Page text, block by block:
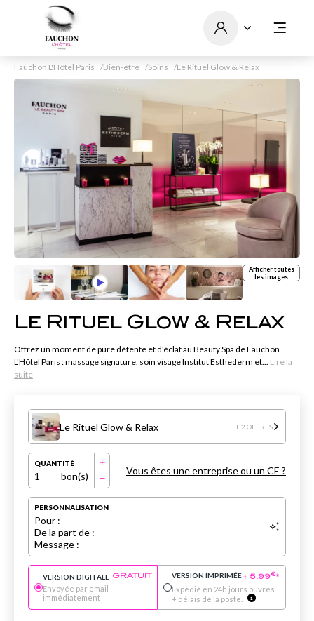
Fauchon L'Hôtel Paris Bien-être Soins Le Rituel Glow & Relax
Afficher toutes
les images
Le Rituel Glow & Relax
Offrez un moment de pure détente et d’éclat au Beauty Spa de Fauchon
L'Hôtel Paris : massage signature, soin visage Institut Esthederm et... Lire la
suite
Le Rituel Glow & Relax + 2 OFFRES
QUANTITÉ
1 bon(s) Vous êtes une entreprise ou un CE ?
PERSONNALISATION
Pour :
De la part de :
Message :
VERSION DIGITALE GRATUIT
Envoyée par email
immédiatement
VERSION IMPRIMÉE+ 5.99€*
Expédié en 24h jours ouvrés
+ délais de la poste.